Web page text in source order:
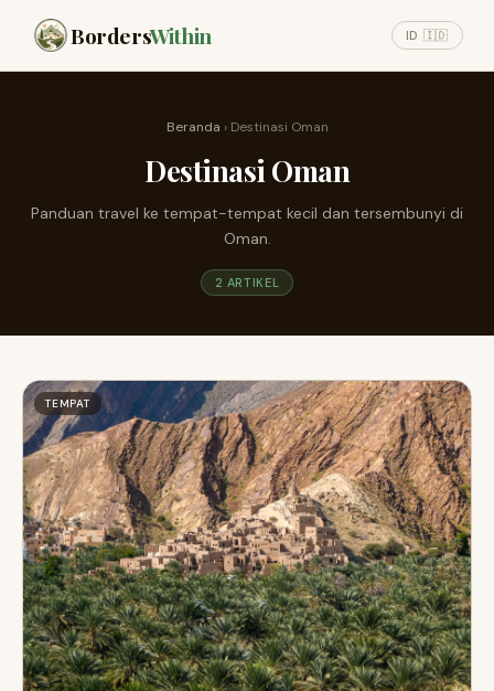
BordersWithin ID 🇮🇩
Beranda › Destinasi Oman
Destinasi Oman
Panduan travel ke tempat-tempat kecil dan tersembunyi di
Oman.
2 ARTIKEL
TEMPAT